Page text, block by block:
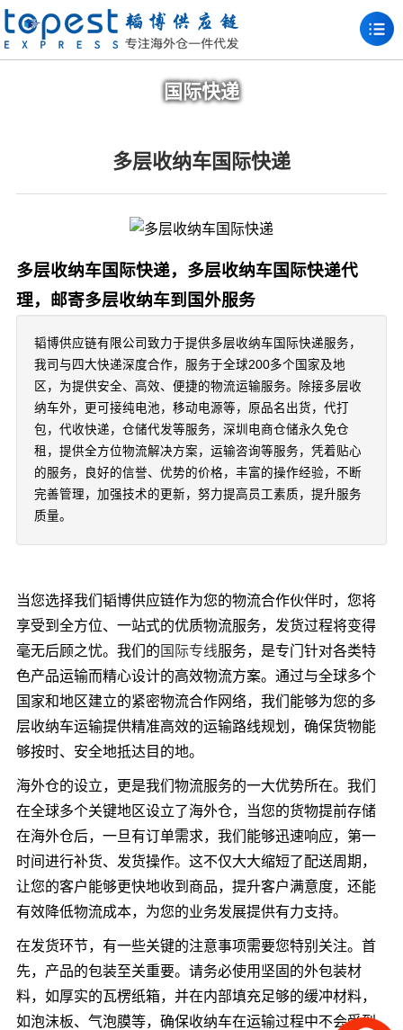
国际快递
多层收纳车国际快递
多层收纳车国际快递，多层收纳车国际快递代
理，邮寄多层收纳车到国外服务
韬博供应链有限公司致力于提供多层收纳车国际快递服务，
我司与四大快递深度合作，服务于全球200多个国家及地
区，为提供安全、高效、便捷的物流运输服务。除接多层收
纳车外，更可接纯电池，移动电源等，原品名出货，代打
包，代收快递，仓储代发等服务，深圳电商仓储永久免仓
租，提供全方位物流解决方案，运输咨询等服务，凭着贴心
的服务，良好的信誉、优势的价格，丰富的操作经验，不断
完善管理，加强技术的更新，努力提高员工素质，提升服务
质量。
当您选择我们韬博供应链作为您的物流合作伙伴时，您将
享受到全方位、一站式的优质物流服务，发货过程将变得
毫无后顾之忧。我们的 国际专线服务，是专门针对各类特
色产品运输而精心设计的高效物流方案。通过与全球多个
国家和地区建立的紧密物流合作网络，我们能够为您的多
层收纳车运输提供精准高效的运输路线规划，确保货物能
够按时、安全地抵达目的地。
海外仓的设立，更是我们物流服务的一大优势所在。我们
在全球多个关键地区设立了海外仓，当您的货物提前存储
在海外仓后，一旦有订单需求，我们能够迅速响应，第一
时间进行补货、发货操作。这不仅大大缩短了配送周期，
让您的客户能够更快地收到商品，提升客户满意度，还能
有效降低物流成本，为您的业务发展提供有力支持。
在发货环节，有一些关键的注意事项需要您特别关注。首
先，产品的包装至关重要。请务必使用坚固的外包装材
料，如厚实的瓦楞纸箱，并在内部填充足够的缓冲材料，
如泡沫板、气泡膜等，确保收纳车在运输过程中不会受到